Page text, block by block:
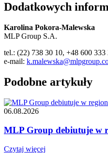
Dodatkowych
Karolina Pokora-Malewska
MLP Group S.A.
tel.: (22) 738 30 10, +48 600 333
e-mail:
Podobne artykuły
06.08.2026
MLP Group debiutuje w
Czytaj więcej